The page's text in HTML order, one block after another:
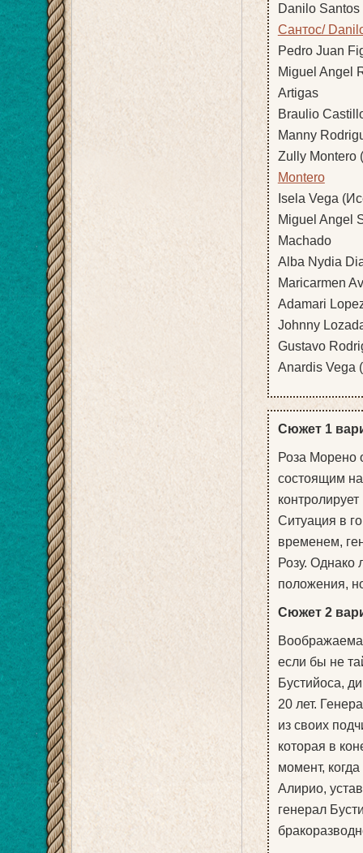
Danilo
Сантос/
Pedro Juan
Miguel Angel
Artigas
Braulio
Manny
Zully Montero
Montero
Isela Vega
Miguel Angel
Machado
Alba Nydia
Maricarmen
Adamari
Johnny
Gustavo
Anardis Vega
Сюжет 1
Роза Морено
состоящим
Ситуация в
временем,
Розу. Однако
положения,
Сюжет 2
если бы не
Бустийоса,
20 лет.
из своих
которая в
момент,
Алирио,
генерал